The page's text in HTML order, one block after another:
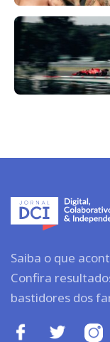
Saiba o que
Confira
bastidores dos